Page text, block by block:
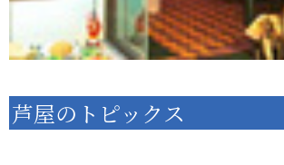
芦屋のトピックス